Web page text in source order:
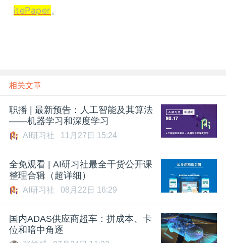
itePaper。
相关文章
职播 | 最新预告：人工智能及其算法
——机器学习和深度学习
AI研习社 11月27日 15:24
全免观看 | AI研习社最全干货公开课
整理合辑（超详细）
AI研习社 08月22日 16:29
国内ADAS供应商超车：拼成本、卡
位和暗中角逐